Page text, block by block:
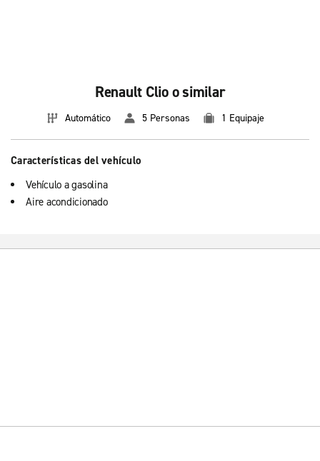
Renault Clio o similar
Automático 5 Personas 1 Equipaje
Características del vehículo
Vehículo a gasolina
Aire acondicionado